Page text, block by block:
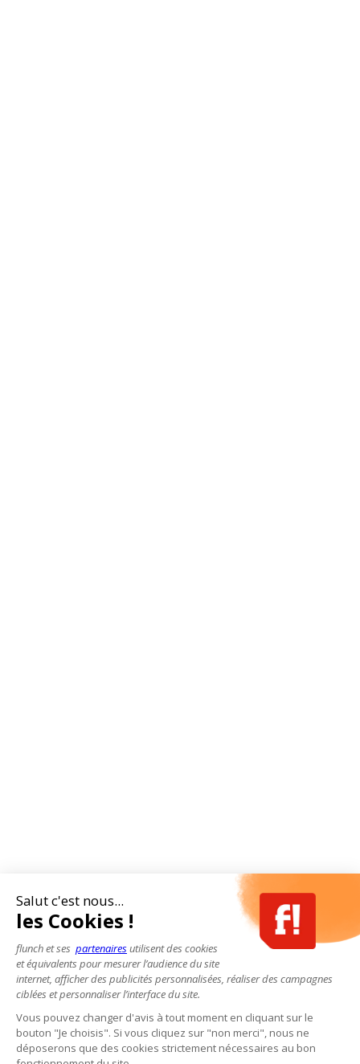
Salut c'est nous...
les Cookies !
flunch et ses partenairesutilisent des cookies
et équivalents pour mesurer l’audience du site
internet, afficher des publicités personnalisées, réaliser des campagnes
ciblées et personnaliser l’interface du site.
Vous pouvez changer d'avis à tout moment en cliquant sur le
bouton "Je choisis". Si vous cliquez sur "non merci", nous ne
déposerons que des cookies strictement nécessaires au bon